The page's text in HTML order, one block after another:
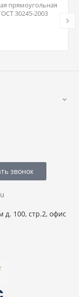
прямоугольная
30245-2003
д. 100, стр.2, офис
звонок